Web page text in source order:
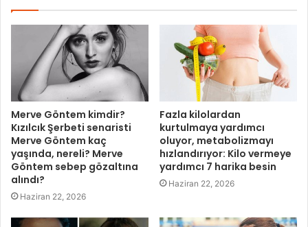
Merve Göntem kimdir?
Kızılcık Şerbeti senaristi
Merve Göntem kaç
yaşında, nereli? Merve
Göntem sebep gözaltına
alındı?
Haziran 22, 2026
Fazla kilolardan
kurtulmaya yardımcı
oluyor, metabolizmayı
hızlandırıyor: Kilo vermeye
yardımcı 7 harika besin
Haziran 22, 2026